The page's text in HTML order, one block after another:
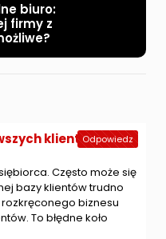
biuro:
firmy z
klientówpisze:
Często może się
bazy klientów trudno
biznesu
To błędne koło
Odpowiedz